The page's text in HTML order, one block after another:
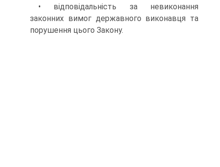
• відповідальність за невиконання
законних вимог державного виконавця та
порушення цього Закону.